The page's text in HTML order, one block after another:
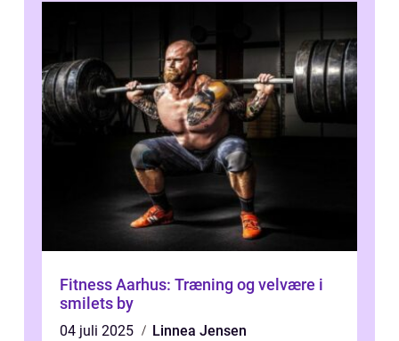
Fitness Aarhus: Træning og velvære i
smilets by
04 juli 2025
Linnea Jensen